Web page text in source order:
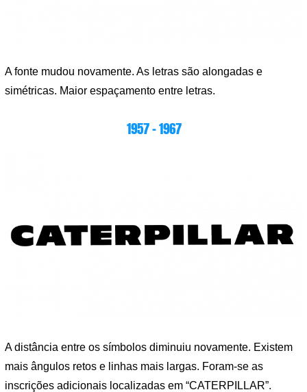
A fonte mudou novamente. As letras são alongadas e
simétricas. Maior espaçamento entre letras.
1957 – 1967
A distância entre os símbolos diminuiu novamente. Existem
mais ângulos retos e linhas mais largas. Foram-se as
inscrições adicionais localizadas em “CATERPILLAR”.